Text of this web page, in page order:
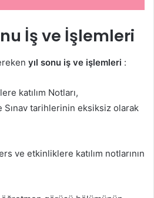
İş ve İşlemleri
yıl sonu iş ve işlemleri :
katılım Notları,
Sınav tarihlerinin eksiksiz olarak
ve etkinliklere katılım notlarının